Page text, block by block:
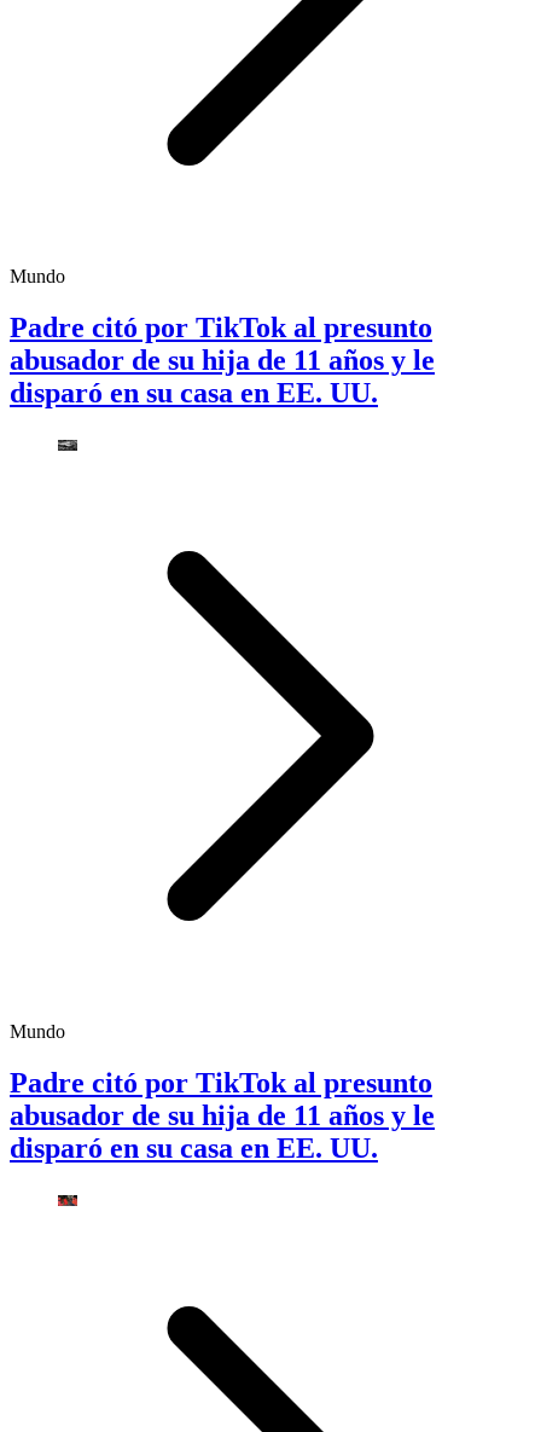
Mundo
Padre citó por TikTok al presunto
abusador de su hija de 11 años y le
disparó en su casa en EE. UU.
Mundo
Padre citó por TikTok al presunto
abusador de su hija de 11 años y le
disparó en su casa en EE. UU.